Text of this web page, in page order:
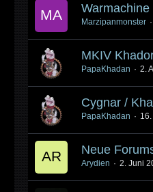
Marzipanmonster
MKIV
PapaKhadan 2.
Cygnar /
PapaKhadan
Neue
Arydien 2. Juni